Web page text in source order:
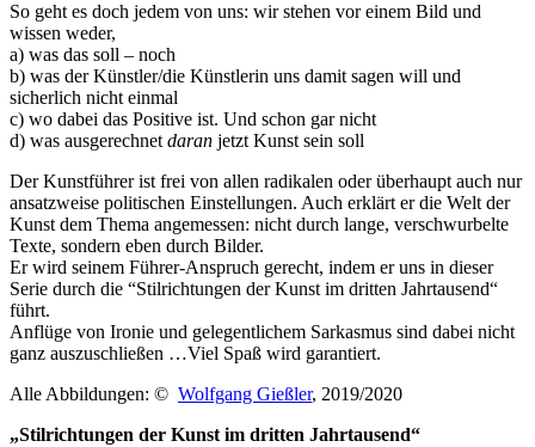
Harald Schwiers
So geht es doch jedem von uns: wir stehen vor einem Bild und
wissen weder,
a) was das soll – noch
b) was der Künstler/die Künstlerin uns damit sagen will und
sicherlich nicht einmal
c) wo dabei das Positive ist. Und schon gar nicht
d) was ausgerechnet daran jetzt Kunst sein soll
Der Kunstführer ist frei von allen radikalen oder überhaupt auch nur
ansatzweise politischen Einstellungen. Auch erklärt er die Welt der
Kunst dem Thema angemessen: nicht durch lange, verschwurbelte
Texte, sondern eben durch Bilder.
Er wird seinem Führer-Anspruch gerecht, indem er uns in dieser
Serie durch die “Stilrichtungen der Kunst im dritten Jahrtausend“
führt.
Anflüge von Ironie und gelegentlichem Sarkasmus sind dabei nicht
ganz auszuschließen …Viel Spaß wird garantiert.
Alle Abbildungen: © Wolfgang Gießler, 2019/2020
„Stilrichtungen der Kunst im dritten Jahrtausend“